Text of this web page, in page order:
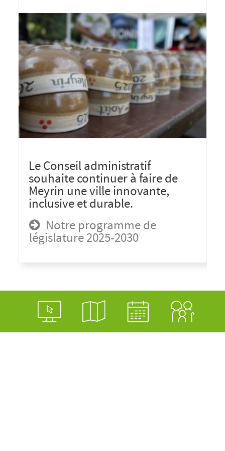
Le Conseil administratif
souhaite continuer à faire de
Meyrin une ville innovante,
inclusive et durable.
Notre programme de
législature 2025-2030
Notre site utilise des cookies pour améliorer votre
expérience utilisateur
Vous acceptez leur utilisation dès lors que vous